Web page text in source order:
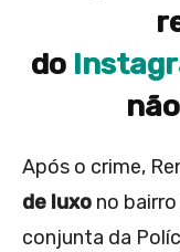
do
Após o crime,
de luxo no
conjunta da